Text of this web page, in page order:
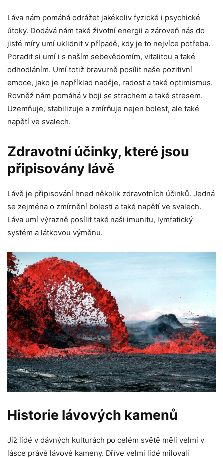
Láva nám pomáhá odrážet jakékoliv fyzické i psychické
útoky. Dodává nám také životní energii a zároveň nás do
jisté míry umí uklidnit v případě, kdy je to nejvíce potřeba.
Poradit si umí i s naším sebevědomím, vitalitou a také
odhodláním. Umí totiž bravurně posílit naše pozitivní
emoce, jako je například naděje, radost a také optimismus.
Rovněž nám pomáhá v boji se strachem a také stresem.
Uzemňuje, stabilizuje a zmírňuje nejen bolest, ale také
napětí ve svalech.
Zdravotní účinky, které jsou
připisovány lávě
Lávě je připisování hned několik zdravotních účinků. Jedná
se zejména o zmírnění bolesti a také napětí ve svalech.
Láva umí výrazně posílit také naši imunitu, lymfatický
systém a látkovou výměnu.
Historie lávových kamenů
Již lidé v dávných kulturách po celém světě měli velmi v
lásce právě lávové kameny. Dříve velmi lidé milovali